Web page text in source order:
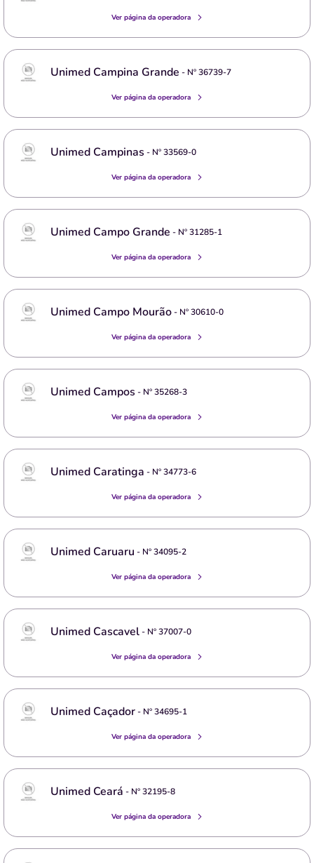
Ver página da operadora
Unimed Campina Grande - Nº36739-7
Ver página da operadora
Unimed Campinas - Nº33569-0
Ver página da operadora
Unimed Campo Grande - Nº31285-1
Ver página da operadora
Unimed Campo Mourão- Nº30610-0
Ver página da operadora
Unimed Campos - Nº35268-3
Ver página da operadora
Unimed Caratinga - Nº34773-6
Ver página da operadora
Unimed Caruaru - Nº34095-2
Ver página da operadora
Unimed Cascavel- Nº37007-0
Ver página da operadora
Unimed Caçador- Nº34695-1
Ver página da operadora
Unimed Ceará - Nº32195-8
Ver página da operadora